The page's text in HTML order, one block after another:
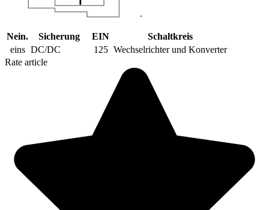
Nein. Sicherung EIN
Schaltkreis
eins DC/DC 125 Wechselrichter und Konverter
Rate article